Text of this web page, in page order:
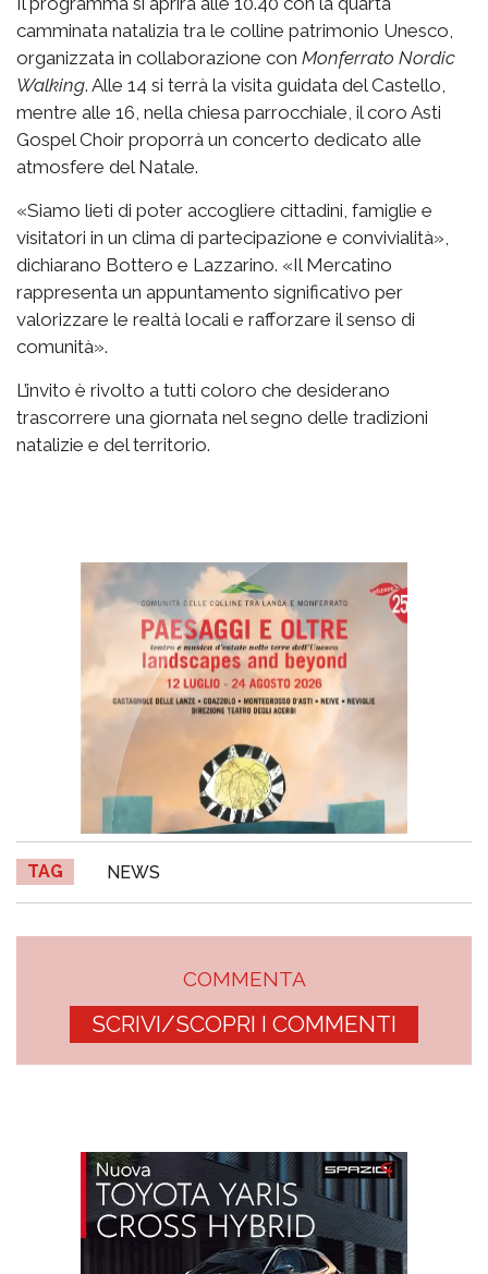
camminata natalizia tra le colline patrimonio Unesco,
organizzata in collaborazione con Monferrato Nordic
Walking. Alle 14 si terrà la visita guidata del Castello,
mentre alle 16, nella chiesa parrocchiale, il coro Asti
Gospel Choir proporrà un concerto dedicato alle
atmosfere del Natale.
«Siamo lieti di poter accogliere cittadini, famiglie e
visitatori in un clima di partecipazione e convivialità»,
dichiarano Bottero e Lazzarino. «Il Mercatino
rappresenta un appuntamento significativo per
valorizzare le realtà locali e rafforzare il senso di
comunità».
L’invito è rivolto a tutti coloro che desiderano
trascorrere una giornata nel segno delle tradizioni
natalizie e del territorio.
TAG NEWS
COMMENTA
SCRIVI/SCOPRI I COMMENTI